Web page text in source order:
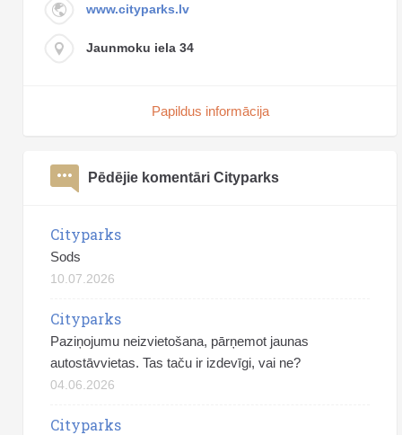
www.cityparks.lv
Jaunmoku iela 34
Papildus informācija
Pēdējie komentāri Cityparks
Cityparks
Sods
10.07.2026
Cityparks
Paziņojumu neizvietošana, pārņemot jaunas
autostāvvietas. Tas taču ir izdevīgi, vai ne?
04.06.2026
Cityparks